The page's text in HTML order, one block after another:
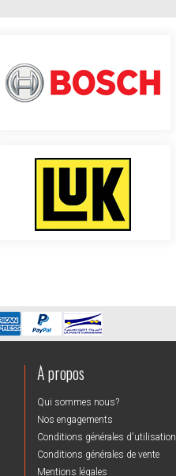
À propos
Qui sommes nous?
Nos engagements
Conditions générales d'utilisation
Conditions générales de vente
Mentions légales